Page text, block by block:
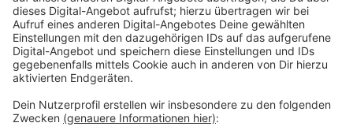
Stadtlohn, Ahaus und Vreden. Vreden ist schon seit
2010 dabei und war auch bundesweit einer der ersten
Fair Trade Städte.